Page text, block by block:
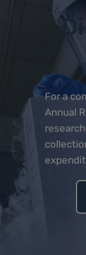
For a
Annual